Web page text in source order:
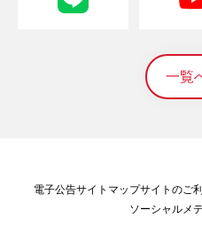
一覧
電子公告サイトマップサイトのご
ソーシャルメ